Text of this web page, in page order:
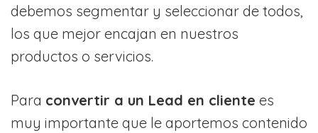
debemos segmentar y seleccionar de todos,
los que mejor encajan en nuestros
productos o servicios.
Para convertir a un Lead en cliente es
muy importante que le aportemos contenido